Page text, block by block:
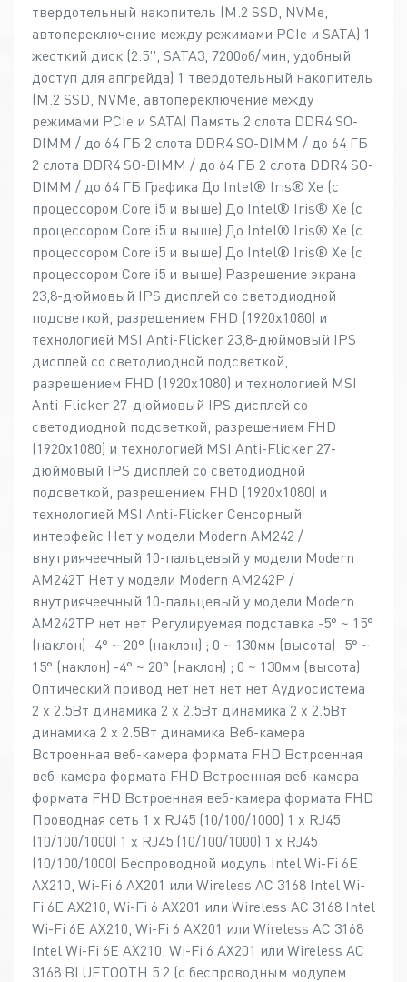
твердотельный накопитель (M.2 SSD, NVMe,
автопереключение между режимами PCIe и SATA) 1
жесткий диск (2.5'', SATA3, 7200об/мин, удобный
доступ для апгрейда) 1 твердотельный накопитель
(M.2 SSD, NVMe, автопереключение между
режимами PCIe и SATA) Память 2 слота DDR4 SO-
DIMM / до 64 ГБ 2 слота DDR4 SO-DIMM / до 64 ГБ
2 слота DDR4 SO-DIMM / до 64 ГБ 2 слота DDR4 SO-
DIMM / до 64 ГБ Графика До Intel® Iris® Xe (с
процессором Core i5 и выше) До Intel® Iris® Xe (с
процессором Core i5 и выше) До Intel® Iris® Xe (с
процессором Core i5 и выше) До Intel® Iris® Xe (с
процессором Core i5 и выше) Разрешение экрана
23,8-дюймовый IPS дисплей со светодиодной
подсветкой, разрешением FHD (1920х1080) и
технологией MSI Anti-Flicker 23,8-дюймовый IPS
дисплей со светодиодной подсветкой,
разрешением FHD (1920х1080) и технологией MSI
Anti-Flicker 27-дюймовый IPS дисплей со
светодиодной подсветкой, разрешением FHD
(1920х1080) и технологией MSI Anti-Flicker 27-
дюймовый IPS дисплей со светодиодной
подсветкой, разрешением FHD (1920х1080) и
технологией MSI Anti-Flicker Сенсорный
интерфейс Нет у модели Modern AM242 /
внутриячеечный 10-пальцевый у модели Modern
AM242T Нет у модели Modern AM242P /
внутриячеечный 10-пальцевый у модели Modern
AM242TP нет нет Регулируемая подставка -5° ~ 15°
(наклон) -4° ~ 20° (наклон) ; 0 ~ 130мм (высота) -5° ~
15° (наклон) -4° ~ 20° (наклон) ; 0 ~ 130мм (высота)
Оптический привод нет нет нет нет Аудиосистема
2 x 2.5Вт динамика 2 x 2.5Вт динамика 2 x 2.5Вт
динамика 2 x 2.5Вт динамика Веб-камера
Встроенная веб-камера формата FHD Встроенная
веб-камера формата FHD Встроенная веб-камера
формата FHD Встроенная веб-камера формата FHD
Проводная сеть 1 x RJ45 (10/100/1000) 1 x RJ45
(10/100/1000) 1 x RJ45 (10/100/1000) 1 x RJ45
(10/100/1000) Беспроводной модуль Intel Wi-Fi 6E
AX210, Wi-Fi 6 AX201 или Wireless AC 3168 Intel Wi-
Fi 6E AX210, Wi-Fi 6 AX201 или Wireless AC 3168 Intel
Wi-Fi 6E AX210, Wi-Fi 6 AX201 или Wireless AC 3168
Intel Wi-Fi 6E AX210, Wi-Fi 6 AX201 или Wireless AC
3168 BLUETOOTH 5.2 (с беспроводным модулем